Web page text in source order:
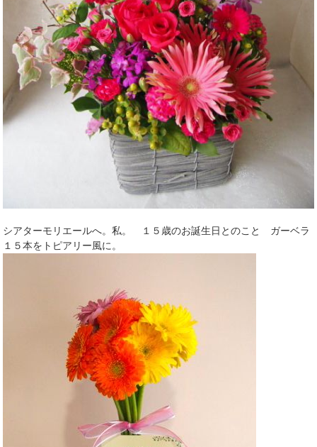
シアターモリエールへ。私。 １５歳のお誕生日とのこと ガーベラ
１５本をトピアリー風に。